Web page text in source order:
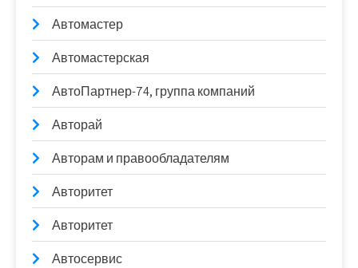
Автомастер
Автомастерская
АвтоПартнер-74, группа компаний
Авторай
Авторам и правообладателям
Авторитет
Авторитет
Автосервис